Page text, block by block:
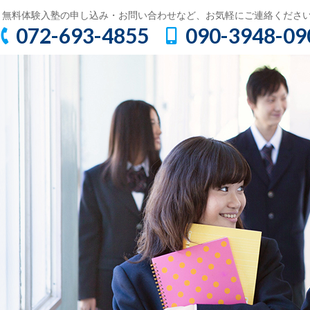
無料体験入塾の申し込み・お問い合わせなど、お気軽にご連絡くださ
072-693-4855 090-3948-